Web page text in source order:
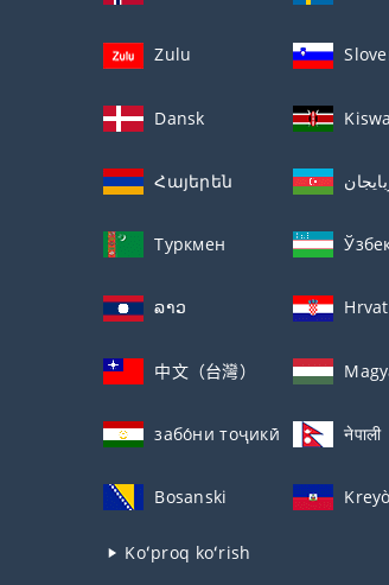
Zulu
Dansk
Հայերեն
Туркмен
ລາວ
中文（台灣）
забо́ни тоҷикӣ́ नेपाली
Bosanski
Koʻproq koʻrish